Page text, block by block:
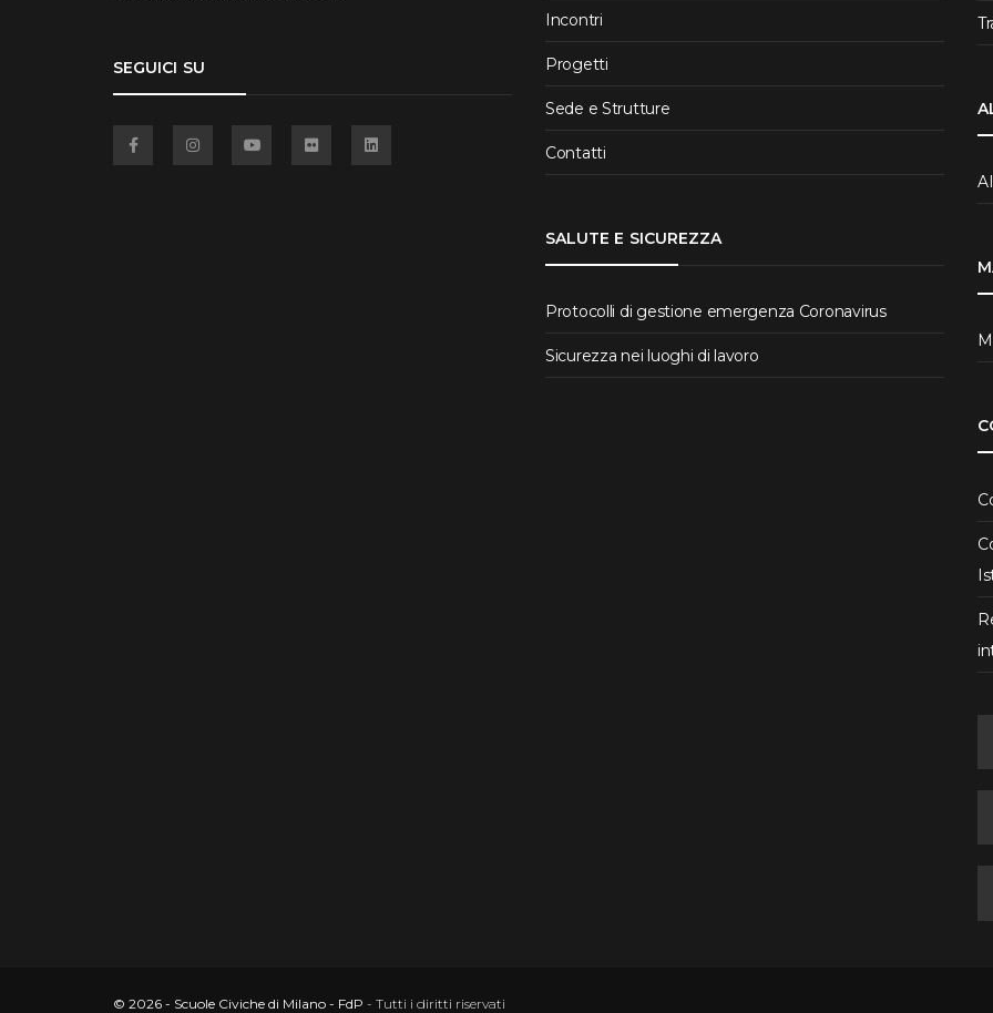
SEGUICI SU
Incontri
Progetti
Sede e Strutture
Contatti
SALUTE E SICUREZZA
Protocolli di gestione emergenza Coronavirus
Sicurezza nei luoghi di lavoro
© 2026 - Scuole Civiche di Milano - FdP - Tutti i diritti riservati